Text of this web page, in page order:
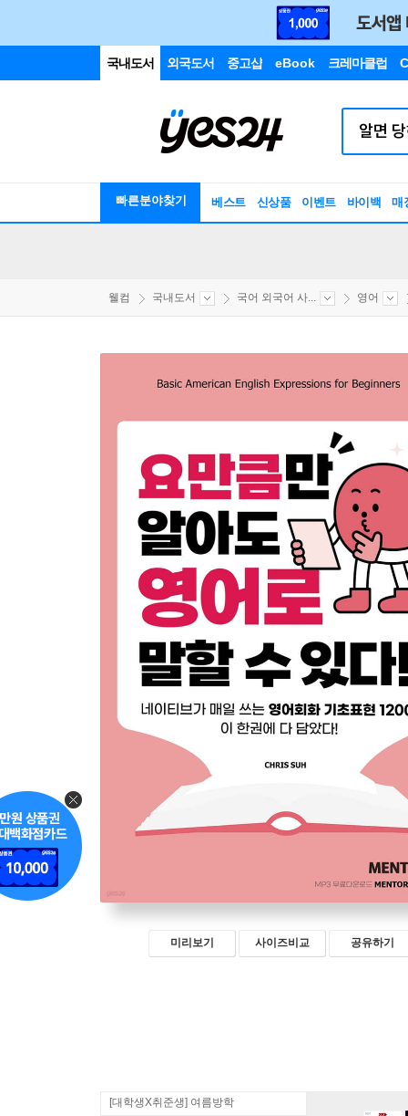
국내도서 외국도서 중고샵 eBook 크레마클럽
빠른분야찾기 베스트 신상품 이벤트 바이백 매
웰컴 국내도서 국어 외국어 사... 영어
미리보기 사이즈비교 공유하기
[대학생X취준생] 여름방학